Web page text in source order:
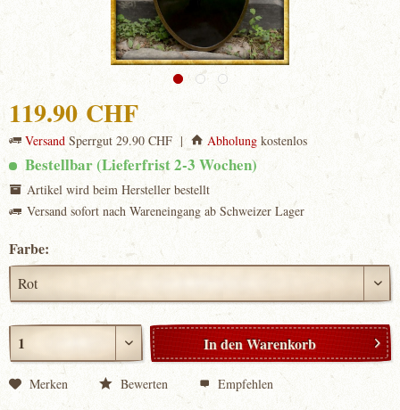
119.90 CHF
VersandSperrgut 29.90 CHF | Abholung kostenlos
Bestellbar (Lieferfrist 2-3 Wochen)
Artikel wird beim Hersteller bestellt
Versand sofort nach Wareneingang ab Schweizer Lager
Farbe:
In denWarenkorb
Merken Bewerten Empfehlen